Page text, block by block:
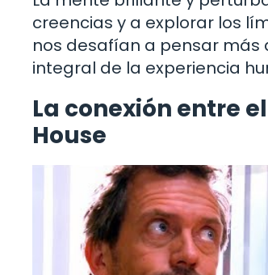
creencias y a explorar los
nos desafían a pensar
integral de la experiencia
La conexión entre
House